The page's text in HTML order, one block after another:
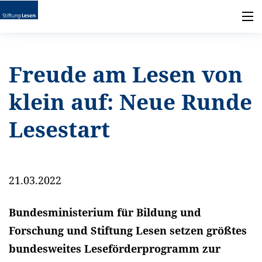
Freude am Lesen von
klein auf: Neue Runde
Lesestart
21.03.2022
Bundesministerium für Bildung und
Forschung und Stiftung Lesen setzen größtes
bundesweites Leseförderprogramm zur